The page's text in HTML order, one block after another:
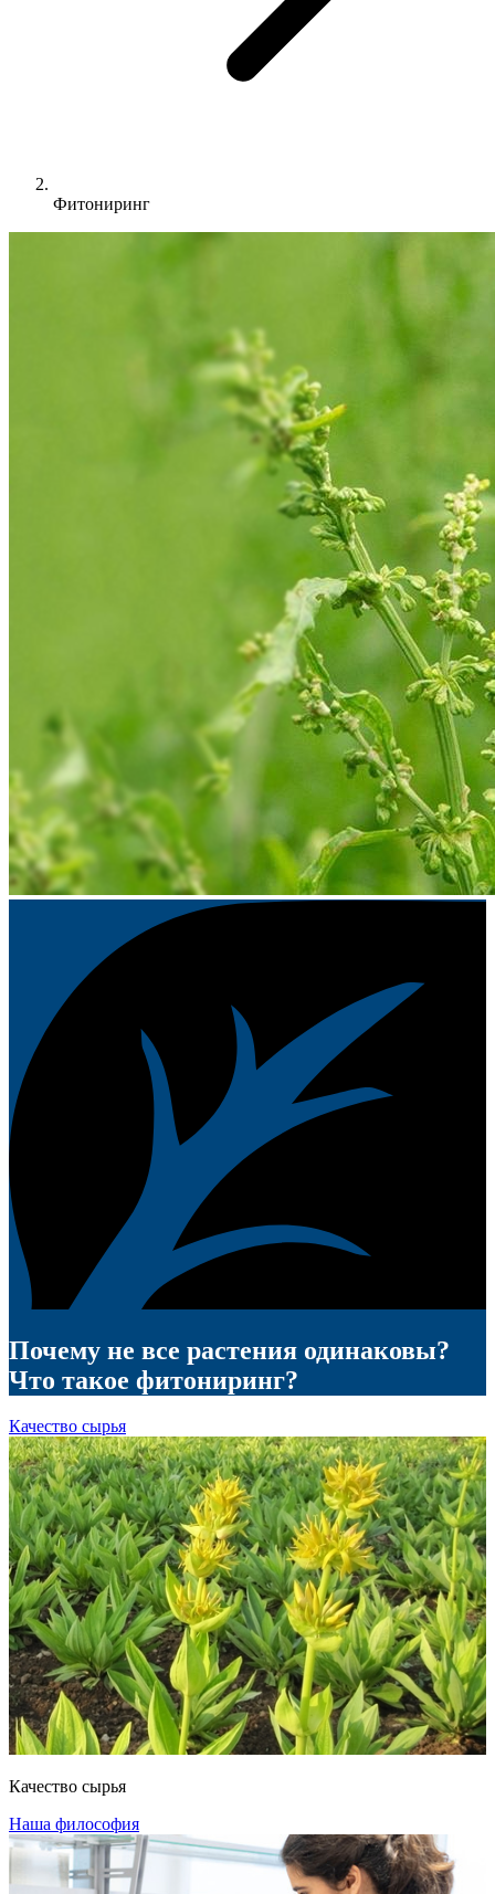
Фитониринг
Почему не все растения одинаковы?
Что такое фитониринг?
Качество сырья
Качество сырья
Наша философия